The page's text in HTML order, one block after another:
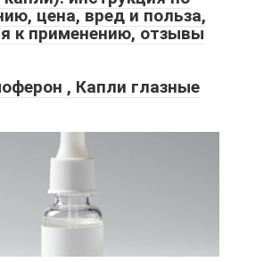
цена, вред и польза,
к применению, отзывы
, Капли глазные